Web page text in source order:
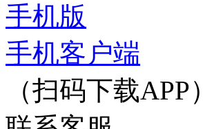
手机版
手机客户端
（扫码下载APP）